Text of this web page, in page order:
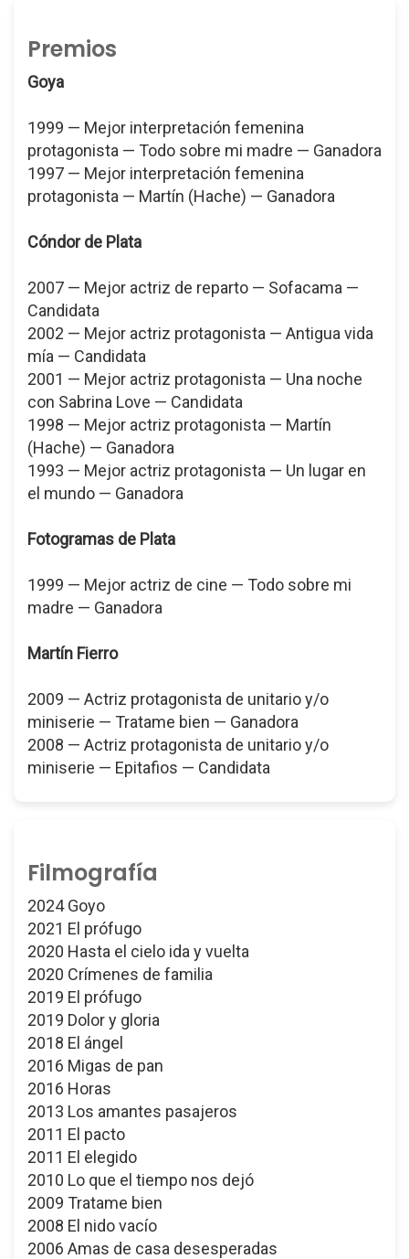
Premios
Goya
1999 — Mejor interpretación femenina
protagonista — Todo sobre mi madre — Ganadora
1997 — Mejor interpretación femenina
protagonista — Martín (Hache) — Ganadora
Cóndor de Plata
2007 — Mejor actriz de reparto — Sofacama —
Candidata
2002 — Mejor actriz protagonista — Antigua vida
mía — Candidata
2001 — Mejor actriz protagonista — Una noche
con Sabrina Love — Candidata
1998 — Mejor actriz protagonista — Martín
(Hache) — Ganadora
1993 — Mejor actriz protagonista — Un lugar en
el mundo — Ganadora
Fotogramas de Plata
1999 — Mejor actriz de cine — Todo sobre mi
madre — Ganadora
Martín Fierro
2009 — Actriz protagonista de unitario y/o
miniserie — Tratame bien — Ganadora
2008 — Actriz protagonista de unitario y/o
miniserie — Epitafios — Candidata
Filmografía
2024 Goyo
2021 El prófugo
2020 Hasta el cielo ida y vuelta
2020 Crímenes de familia
2019 El prófugo
2019 Dolor y gloria
2018 El ángel
2016 Migas de pan
2016 Horas
2013 Los amantes pasajeros
2011 El pacto
2011 El elegido
2010 Lo que el tiempo nos dejó
2009 Tratame bien
2008 El nido vacío
2006 Amas de casa desesperadas